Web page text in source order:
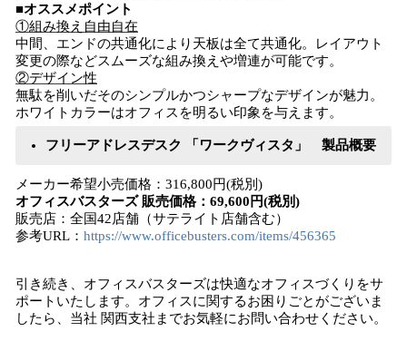
■オススメポイント
①組み換え自由自在
中間、エンドの共通化により天板は全て共通化。レイアウト
変更の際などスムーズな組み換えや増連が可能です。
②デザイン性
無駄を削いだそのシンプルかつシャープなデザインが魅力。
ホワイトカラーはオフィスを明るい印象を与えます。
フリーアドレスデスク 「ワークヴィスタ」 製品概要
メーカー希望小売価格：316,800円(税別)
オフィスバスターズ 販売価格：69,600円(税別)
販売店：全国42店舗（サテライト店舗含む）
参考URL： https://www.officebusters.com/items/456365
引き続き、オフィスバスターズは快適なオフィスづくりをサ
ポートいたします。オフィスに関するお困りごとがございま
したら、当社 関西支社までお気軽にお問い合わせください。